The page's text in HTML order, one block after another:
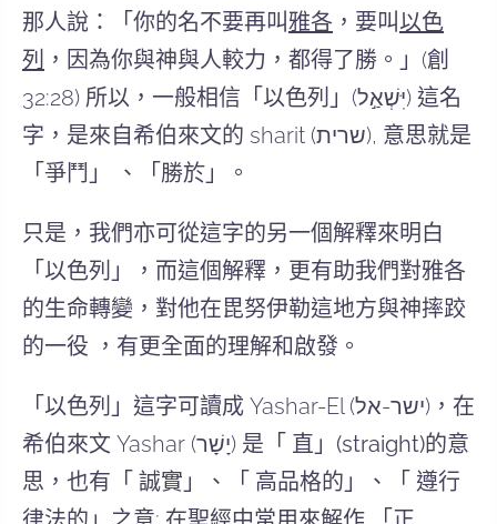
那人說：「你的名不要再叫雅各 ， 要叫以色
列 ，因為你與神與人較力，都得了勝。」(創
32:28) 所以，一般相信「以色列」(‎יִּשְׁאַ֣ל) 這名
字，是來自希伯來文的 sharit (שרית), 意思就是
「爭鬥」 、「勝於」。
只是，我們亦可從這字的另一個解釋來明白
「以色列」，而這個解釋，更有助我們對雅各
的生命轉變，對他在毘努伊勒這地方與神摔跤
的一役 ，有更全面的理解和啟發。
「以色列」 這字可讀成 Yashar-El (ישר-אל)，在
希伯來文 Yashar (יָשָׁר) 是 「 直」(straight)的意
思，也有「 誠實」、「 高品格的」、「 遵行